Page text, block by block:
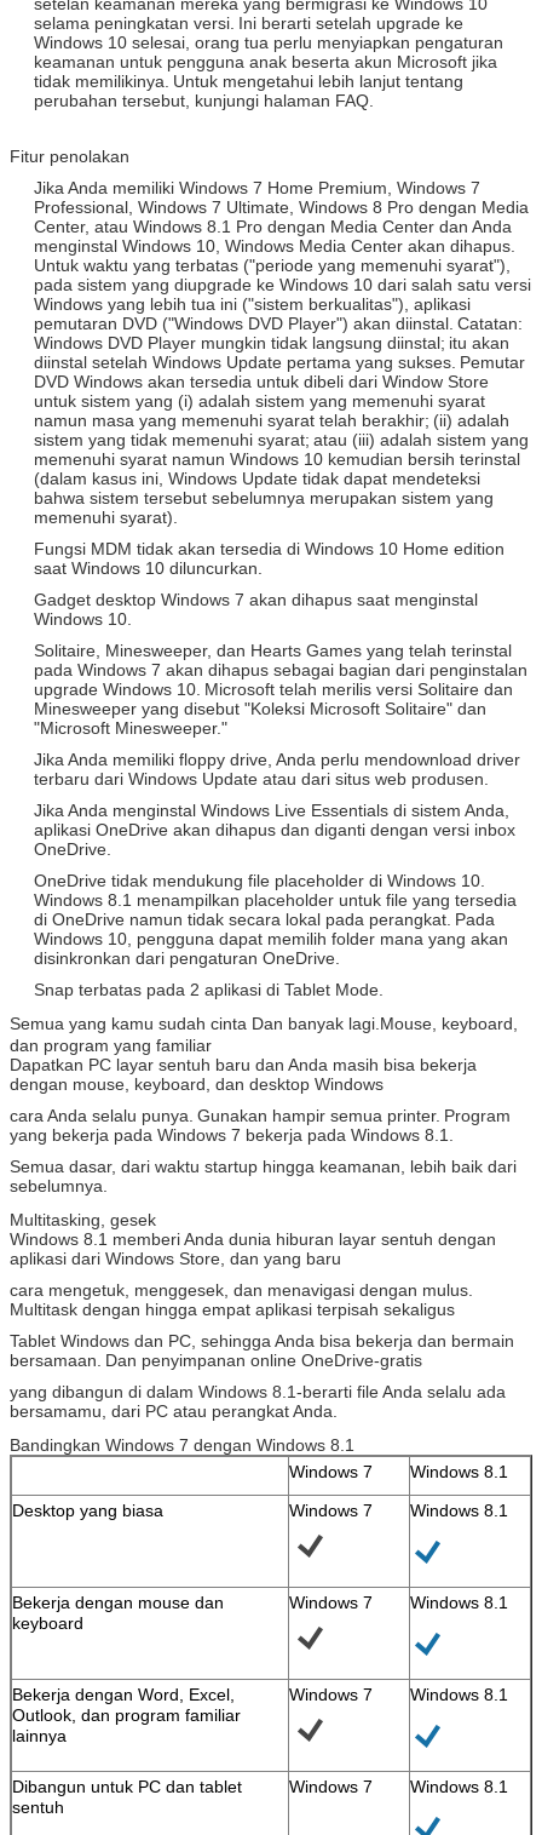
Tinggalkan pesan
Kami akan segera menghubungi
selama peningkatan versi. Ini berarti setelah upgrade ke
Windows 10 selesai, orang tua perlu menyiapkan pengaturan
keamanan untuk pengguna anak beserta akun Microsoft jika
tidak memilikinya. Untuk mengetahui lebih lanjut tentang
perubahan tersebut, kunjungi halaman FAQ.
Fitur penolakan
Jika Anda memiliki Windows 7 Home Premium, Windows 7
Professional, Windows 7 Ultimate, Windows 8 Pro dengan Media
Center, atau Windows 8.1 Pro dengan Media Center dan Anda
menginstal Windows 10, Windows Media Center akan dihapus.
Untuk waktu yang terbatas ("periode yang memenuhi syarat"),
pada sistem yang diupgrade ke Windows 10 dari salah satu versi
Windows yang lebih tua ini ("sistem berkualitas"), aplikasi
pemutaran DVD ("Windows DVD Player") akan diinstal. Catatan:
Windows DVD Player mungkin tidak langsung diinstal; itu akan
diinstal setelah Windows Update pertama yang sukses. Pemutar
DVD Windows akan tersedia untuk dibeli dari Window Store
untuk sistem yang (i) adalah sistem yang memenuhi syarat
namun masa yang memenuhi syarat telah berakhir; (ii) adalah
sistem yang tidak memenuhi syarat; atau (iii) adalah sistem yang
memenuhi syarat namun Windows 10 kemudian bersih terinstal
(dalam kasus ini, Windows Update tidak dapat mendeteksi
bahwa sistem tersebut sebelumnya merupakan sistem yang
memenuhi syarat).
Fungsi MDM tidak akan tersedia di Windows 10 Home edition
saat Windows 10 diluncurkan.
Gadget desktop Windows 7 akan dihapus saat menginstal
Windows 10.
Solitaire, Minesweeper, dan Hearts Games yang telah terinstal
pada Windows 7 akan dihapus sebagai bagian dari penginstalan
upgrade Windows 10. Microsoft telah merilis versi Solitaire dan
Minesweeper yang disebut "Koleksi Microsoft Solitaire" dan
"Microsoft Minesweeper."
Jika Anda memiliki floppy drive, Anda perlu mendownload driver
terbaru dari Windows Update atau dari situs web produsen.
Jika Anda menginstal Windows Live Essentials di sistem Anda,
aplikasi OneDrive akan dihapus dan diganti dengan versi inbox
OneDrive.
OneDrive tidak mendukung file placeholder di Windows 10.
Windows 8.1 menampilkan placeholder untuk file yang tersedia
di OneDrive namun tidak secara lokal pada perangkat. Pada
Windows 10, pengguna dapat memilih folder mana yang akan
disinkronkan dari pengaturan OneDrive.
Snap terbatas pada 2 aplikasi di Tablet Mode.
Semua yang kamu sudah cinta Dan banyak lagi.Mouse, keyboard,
dan program yang familiar
Dapatkan PC layar sentuh baru dan Anda masih bisa bekerja
dengan mouse, keyboard, dan desktop Windows
cara Anda selalu punya. Gunakan hampir semua printer. Program
yang bekerja pada Windows 7 bekerja pada Windows 8.1.
Semua dasar, dari waktu startup hingga keamanan, lebih baik dari
sebelumnya.
Multitasking, gesek
Windows 8.1 memberi Anda dunia hiburan layar sentuh dengan
aplikasi dari Windows Store, dan yang baru
cara mengetuk, menggesek, dan menavigasi dengan mulus.
Multitask dengan hingga empat aplikasi terpisah sekaligus
Tablet Windows dan PC, sehingga Anda bisa bekerja dan bermain
bersamaan. Dan penyimpanan online OneDrive-gratis
yang dibangun di dalam Windows 8.1-berarti file Anda selalu ada
bersamamu, dari PC atau perangkat Anda.
Bandingkan Windows 7 dengan Windows 8.1
Windows 7
Windows 8.1
Desktop yang biasa
Windows 7 Windows 8.1
Bekerja dengan mouse dan
keyboard
Windows 7 Windows 8.1
Bekerja dengan Word, Excel,
Outlook, dan program familiar
lainnya
Windows 7 Windows 8.1
Dibangun untuk PC dan tablet
sentuh
Windows 7 Windows 8.1